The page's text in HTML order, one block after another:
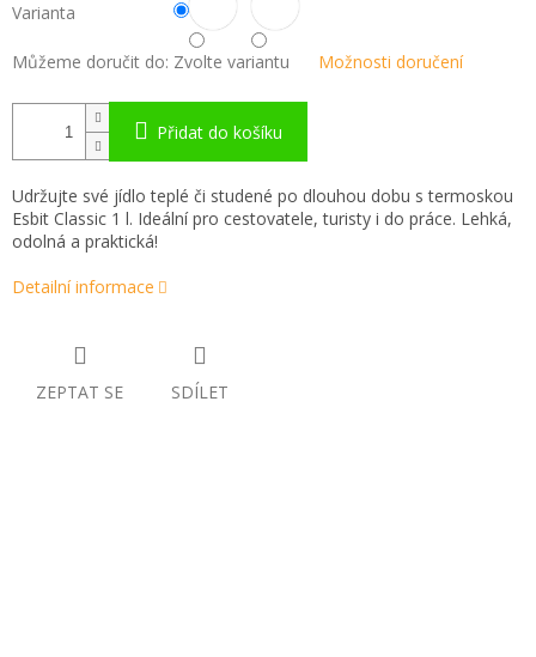
Varianta
Můžeme doručit do: Zvolte variantu Možnosti doručení
Přidat do košíku
Udržujte své jídlo teplé či studené po dlouhou dobu s termoskou
Esbit Classic 1 l. Ideální pro cestovatele, turisty i do práce. Lehká,
odolná a praktická!
Detailní informace
ZEPTAT SE SDÍLET